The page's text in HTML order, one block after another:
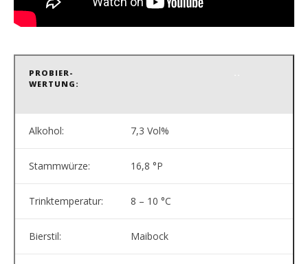
PROBIER-
WERTUNG:
Alkohol: 7,3 Vol%
Stammwürze: 16,8 °P
Trinktemperatur: 8 – 10 °C
Bierstil: Maibock